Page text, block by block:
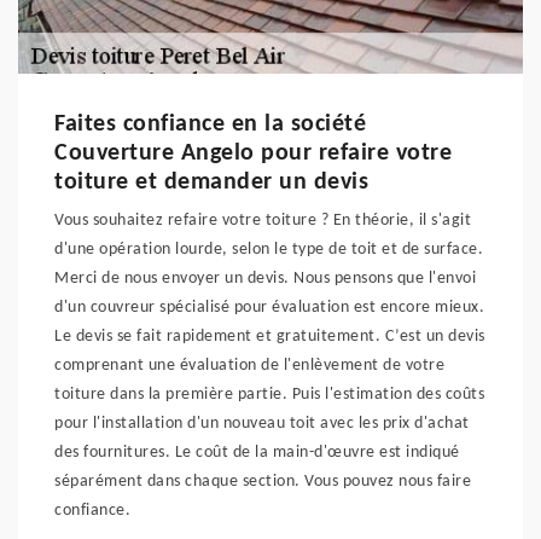
Faites confiance en la société
Couverture Angelo pour refaire votre
toiture et demander un devis
Vous souhaitez refaire votre toiture ? En théorie, il s'agit
d'une opération lourde, selon le type de toit et de surface.
Merci de nous envoyer un devis. Nous pensons que l'envoi
d'un couvreur spécialisé pour évaluation est encore mieux.
Le devis se fait rapidement et gratuitement. C’est un devis
comprenant une évaluation de l'enlèvement de votre
toiture dans la première partie. Puis l'estimation des coûts
pour l'installation d'un nouveau toit avec les prix d'achat
des fournitures. Le coût de la main-d'œuvre est indiqué
séparément dans chaque section. Vous pouvez nous faire
confiance.